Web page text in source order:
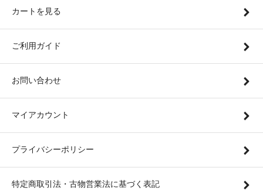
カートを見る
ご利用ガイド
お問い合わせ
マイアカウント
プライバシーポリシー
特定商取引法・古物営業法に基づく表記